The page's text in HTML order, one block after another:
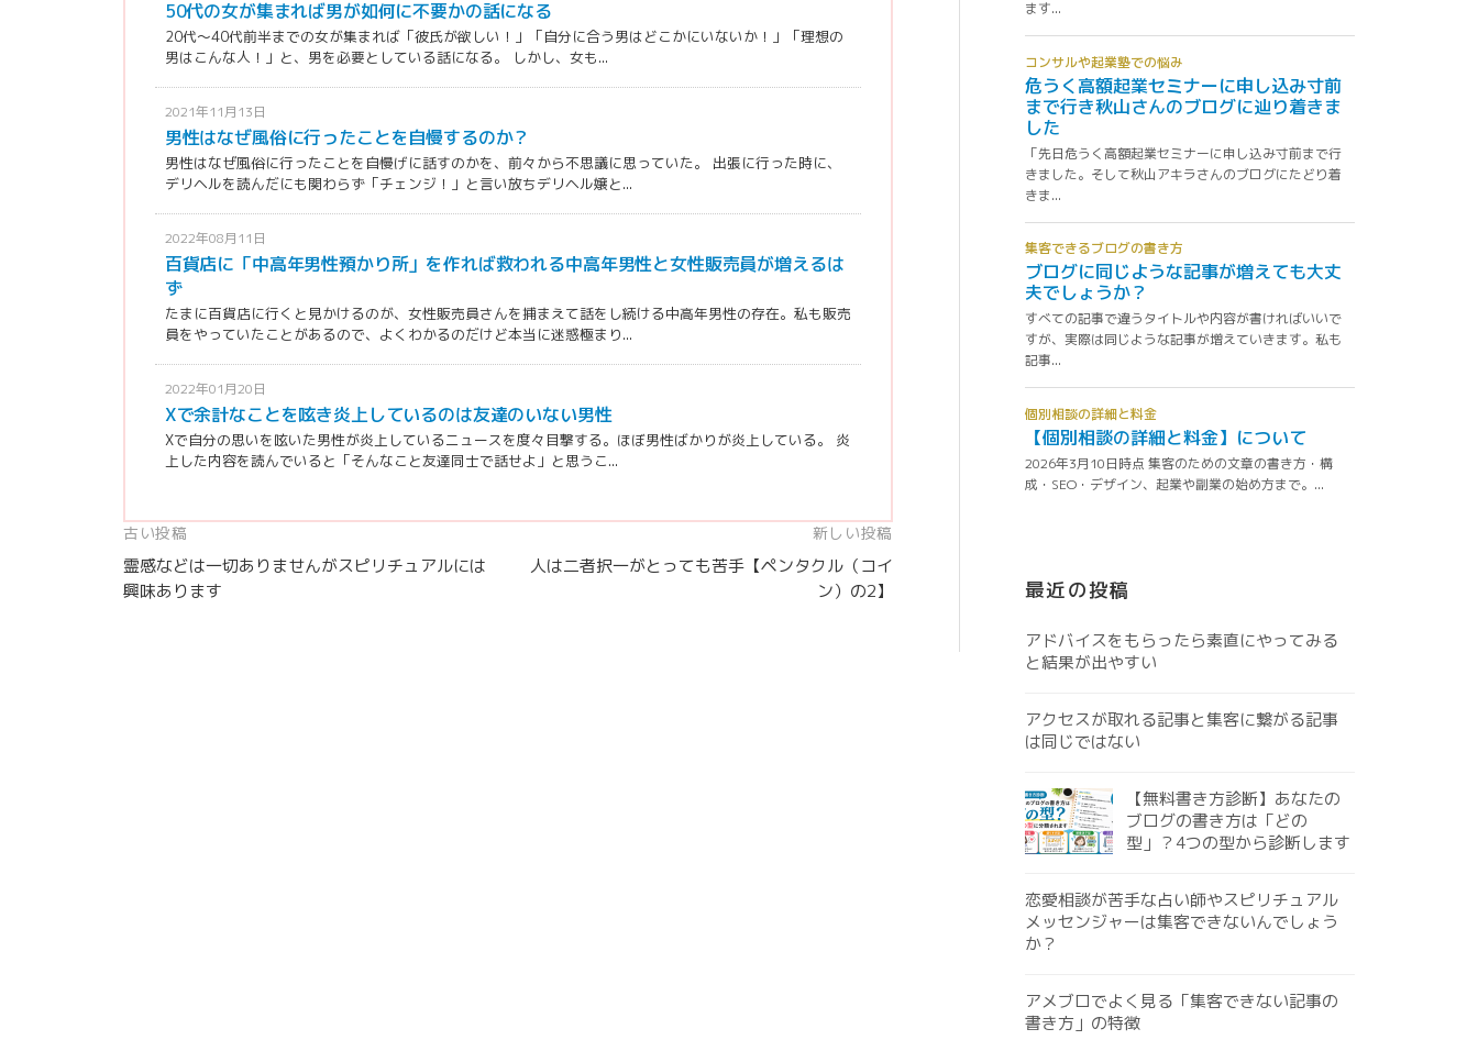
50代の女が集まれば男が如何に不要かの話になる
20代〜40代前半までの女が集まれば「彼氏が欲しい！」「自分に合う男はどこかにいないか！」「理想の
男はこんな人！」と、男を必要としている話になる。 しかし、女も...
2021年11月13日
男性はなぜ風俗に行ったことを自慢するのか？
男性はなぜ風俗に行ったことを自慢げに話すのかを、前々から不思議に思っていた。 出張に行った時に、
デリヘルを読んだにも関わらず「チェンジ！」と言い放ちデリヘル嬢と...
2022年08月11日
百貨店に「中高年男性預かり所」を作れば救われる中高年男性と女性販売員が増えるは
ず
たまに百貨店に行くと見かけるのが、女性販売員さんを捕まえて話をし続ける中高年男性の存在。私も販売
員をやっていたことがあるので、よくわかるのだけど本当に迷惑極まり...
2022年01月20日
Xで余計なことを呟き炎上しているのは友達のいない男性
Xで自分の思いを呟いた男性が炎上しているニュースを度々目撃する。ほぼ男性ばかりが炎上している。 炎
上した内容を読んでいると「そんなこと友達同士で話せよ」と思うこ...
投
稿
古い投稿
霊感などは一切ありませんがスピリチュアルには
興味あります
新しい投稿
人は二者択一がとっても苦手【ペンタクル（コイ
ン）の2】
最近の投稿
アドバイスをもらったら素直にやってみる
と結果が出やすい
アクセスが取れる記事と集客に繋がる記事
は同じではない
【無料書き方診断】あなたの
ブログの書き方は「どの
型」？4つの型から診断します
恋愛相談が苦手な占い師やスピリチュアル
メッセンジャーは集客できないんでしょう
か？
アメブロでよく見る「集客できない記事の
書き方」の特徴